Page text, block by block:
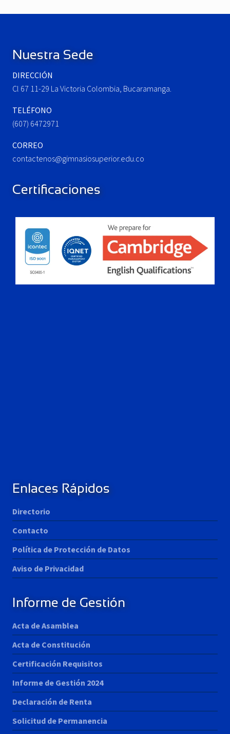
o
s
t
:
t
:
Nuestra Sede
DIRECCIÓN
Cl 67 11-29 La Victoria Colombia, Bucaramanga.
TELÉFONO
(607) 6472971
CORREO
contactenos@gimnasiosuperior.edu.co
Certificaciones
Enlaces Rápidos
Directorio
Contacto
Política de Protección de Datos
Aviso de Privacidad
Informe de Gestión
Acta de Asamblea
Acta de Constitución
Certificación Requisitos
Informe de Gestión 2024
Declaración de Renta
Solicitud de Permanencia